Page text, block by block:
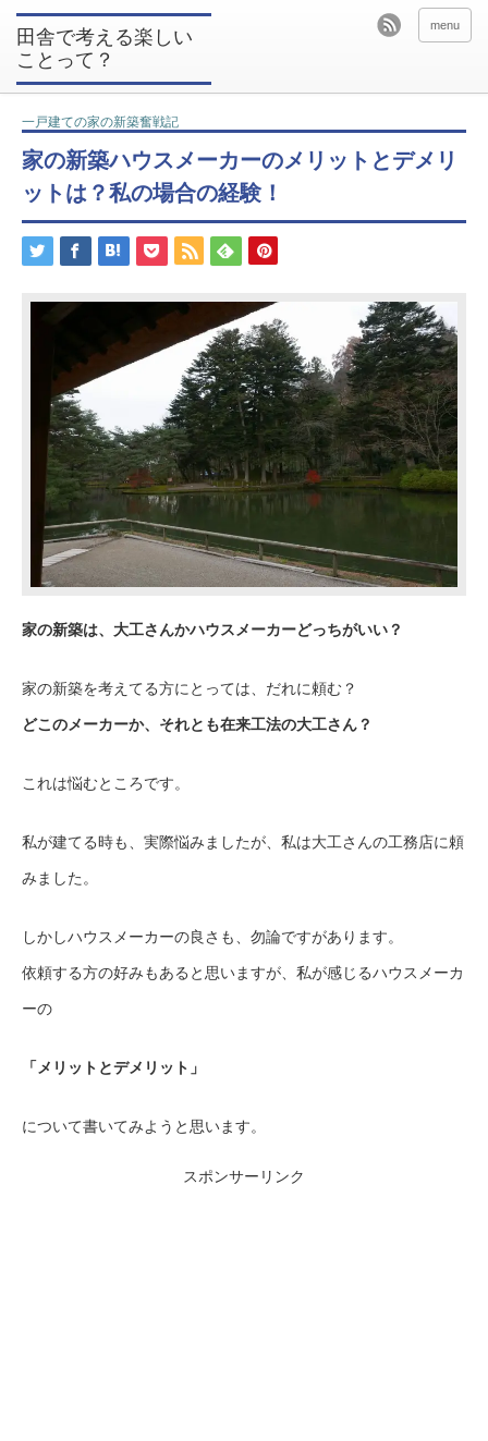
田舎で考える楽しい
ことって？
menu
一戸建ての家の新築奮戦記
家の新築ハウスメーカーのメリットとデメリ
ットは？私の場合の経験！
家の新築は、大工さんかハウスメーカーどっちがいい？
家の新築を考えてる方にとっては、だれに頼む？
どこのメーカーか、それとも在来工法の大工さん？
これは悩むところです。
私が建てる時も、実際悩みましたが、私は大工さんの工務店に頼
みました。
しかしハウスメーカーの良さも、勿論ですがあります。
依頼する方の好みもあると思いますが、私が感じるハウスメーカ
ーの
「メリットとデメリット」
について書いてみようと思います。
スポンサーリンク